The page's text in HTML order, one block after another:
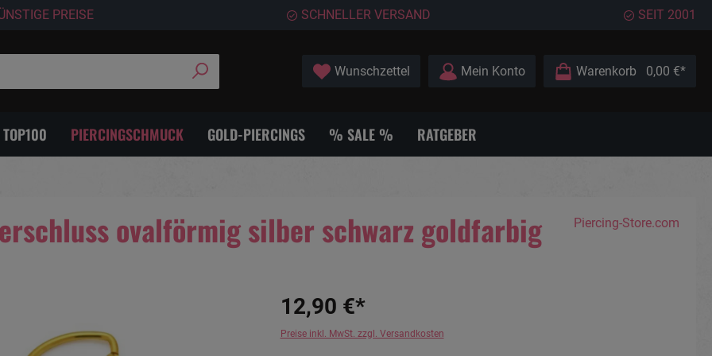
PREISE SCHNELLER VERSAND SEIT 2001
Wunschzettel Mein Konto Warenkorb 0,00 €*
PIERCINGSCHMUCK GOLD-PIERCINGS % SALE % RATGEBER
ovalförmig silber schwarz goldfarbig Piercing-Store.com
12,90 €*
Preise inkl. MwSt. zzgl. Versandkosten